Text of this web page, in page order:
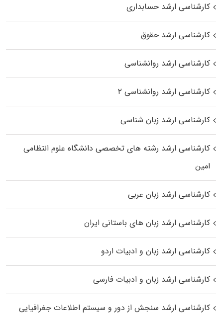
کارشناسی ارشد حسابداری
کارشناسی ارشد حقوق
کارشناسی ارشد روانشناسی
کارشناسی ارشد روانشناسی ۲
کارشناسی ارشد زبان شناسی
کارشناسی ارشد رﺷﺘﻪ ﻫﺎی تخصصی داﻧﺸﮕﺎه ﻋﻠﻮم انتظامی
اﻣﻴﻦ
کارشناسی ارشد زبان عربی
کارشناسی ارشد زبان‌ های باستانی ایران
کارشناسی ارشد زبان و ادبیات اردو
کارشناسی ارشد زبان و ادبیات فارسی
کارشناسی ارشد سنجش از دور و سیستم اطلاعات جغرافیایی